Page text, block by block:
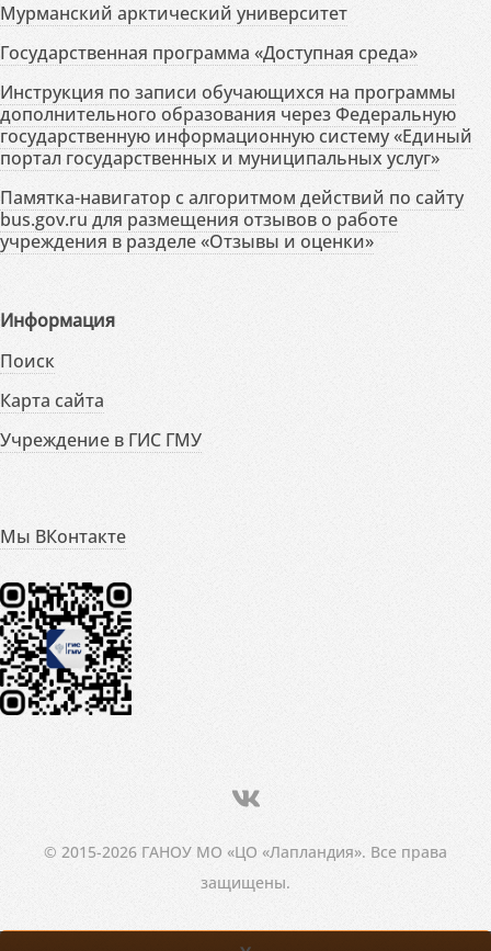
Мурманский арктический университет
Государственная программа «Доступная среда»
Инструкция по записи обучающихся на программы
дополнительного образования через Федеральную
государственную информационную систему «Единый
портал государственных и муниципальных услуг»
Памятка-навигатор с алгоритмом действий по сайту
bus.gov.ru для размещения отзывов о работе
учреждения в разделе «Отзывы и оценки»
Информация
Поиск
Карта сайта
Учреждение в ГИС ГМУ
Мы ВКонтакте
© 2015-2026 ГАНОУ МО «ЦО «Лапландия». Все права
защищены.